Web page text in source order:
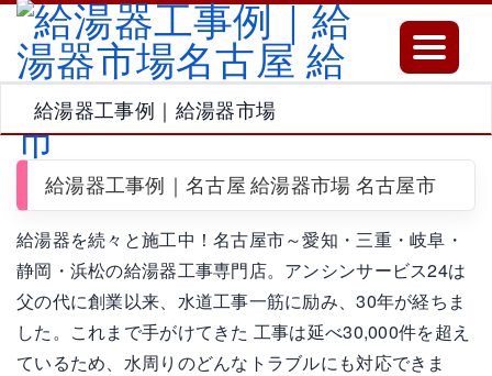
Toggle
給湯器工事例｜給湯器市場
給湯器工事例｜名古屋 給湯器市場 名古屋市
給湯器を続々と施工中！名古屋市～愛知・三重・岐阜・
静岡・浜松の給湯器工事専門店。アンシンサービス24は
父の代に創業以来、水道工事一筋に励み、30年が経ちま
した。これまで手がけてきた 工事は延べ30,000件を超え
ているため、水周りのどんなトラブルにも対応できま